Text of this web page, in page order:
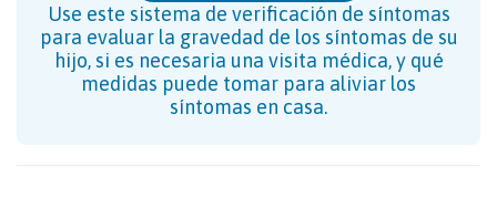
Use este sistema de verificación de síntomas
para evaluar la gravedad de los síntomas de su
hijo, si es necesaria una visita médica, y qué
medidas puede tomar para aliviar los
síntomas en casa.